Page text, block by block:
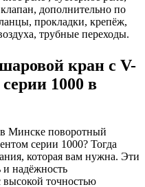
дополнительно по
прокладки, крепёж,
трубные переходы.
кран с V-
1000 в
в Минске поворотный
серии 1000? Тогда
которая вам нужна. Эти
и надёжность
высокой точностью